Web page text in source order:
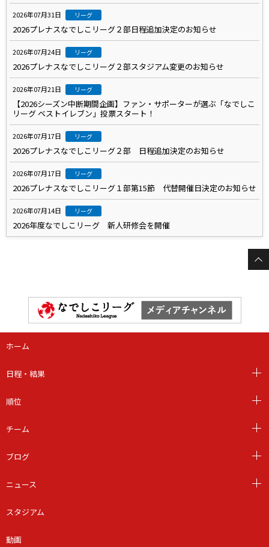
2026年07月31日 リーグ
2026プレナスなでしこリーグ２部日程追加決定のお知らせ
2026年07月24日 リーグ
2026プレナスなでしこリーグ２部スタジアム変更のお知らせ
2026年07月21日 リーグ
【2026シーズン中断期間企画】ファン・サポーターが選ぶ「なでしこ
リーグ ベストイレブン」投票スタート！
2026年07月17日 リーグ
2026プレナスなでしこリーグ２部 日程追加決定のお知らせ
2026年07月17日 リーグ
2026プレナスなでしこリーグ１部第15節 代替開催日決定のお知らせ
2026年07月14日 リーグ
2026年度なでしこリーグ 新人研修会を開催
ホーム
日程・結果
順位
チーム
ブログ
ニュース
スタジアム
動画